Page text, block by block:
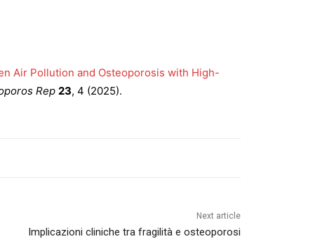
Air Pollution and Osteoporosis with High-
Rep 23, 4 (2025).
Next article
Implicazioni cliniche tra fragilità e osteoporosi